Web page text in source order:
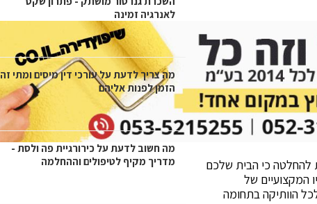
להחלטה כי הבית שלכם
המקצועיים של
הוותיקה בתחומה
לאנרגיה זמינה
מה צריך לדעת על עורכי דין מיסים ומתי זה
הזמן לפנות אליהם
מה חשוב לדעת על כירורגיית פה ולסת -
מדריך מקיף לטיפולים וההחלמה